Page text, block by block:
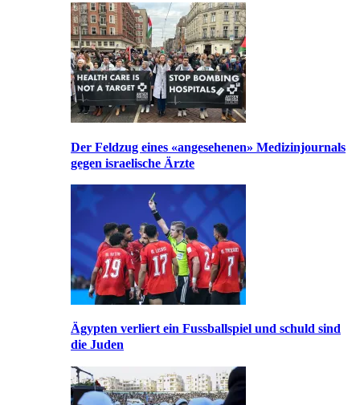
Der Feldzug eines «angesehenen» Medizinjournals
gegen israelische Ärzte
Ägypten verliert ein Fussballspiel und schuld sind
die Juden